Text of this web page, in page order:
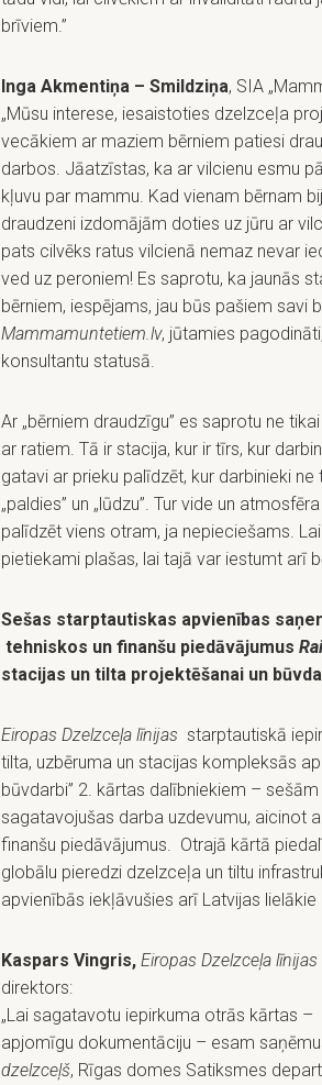
brīviem.”
Inga Akmentiņa – Smildziņa, SIA
„Mūsu interese, iesaistoties dzelzceļa
vecākiem ar maziem bērniem patiesi
darbos. Jāatzīstas, ka ar vilcienu esmu
kļuvu par mammu. Kad vienam bērnam
draudzeni izdomājām doties uz jūru ar
pats cilvēks ratus vilcienā nemaz nevar
ved uz peroniem! Es saprotu, ka jaunās
bērniem, iespējams, jau būs pašiem savi
Mammamuntetiem.lv, jūtamies
konsultantu statusā.
Ar „bērniem draudzīgu” es saprotu ne
ar ratiem. Tā ir stacija, kur ir tīrs, kur
gatavi ar prieku palīdzēt, kur darbinieki
„paldies” un „lūdzu”. Tur vide un
palīdzēt viens otram, ja nepieciešams.
pietiekami plašas, lai tajā var iestumt arī
Sešas starptautiskas apvienības
tehniskos un finanšu piedāvājumus
stacijas un tilta projektēšanai un
Eiropas Dzelzceļa līnijas starptautiskā
tilta, uzbēruma un stacijas kompleksās
būvdarbi” 2. kārtas dalībniekiem –
sagatavojušas darba uzdevumu, aicinot
finanšu piedāvājumus. Otrajā kārtā
globālu pieredzi dzelzceļa un tiltu
apvienībās iekļāvušies arī Latvijas
Kaspars Vingris, Eiropas Dzelzceļa līnijas
direktors:
„Lai sagatavotu iepirkuma otrās kārtas
apjomīgu dokumentāciju – esam
dzelzceļš, Rīgas domes Satiksmes